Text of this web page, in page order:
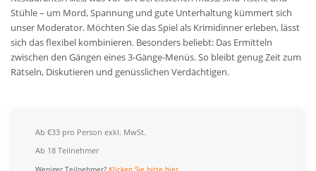
Stühle – um Mord, Spannung und gute Unterhaltung kümmert sich
unser Moderator. Möchten Sie das Spiel als Krimidinner erleben, lässt
sich das flexibel kombinieren. Besonders beliebt: Das Ermitteln
zwischen den Gängen eines 3-Gänge-Menüs. So bleibt genug Zeit zum
Rätseln, Diskutieren und genüsslichen Verdächtigen.
Ab €33 pro Person exkl. MwSt.
Ab 18 Teilnehmer
Weniger Teilnehmer? Klicken Sie bitte hier